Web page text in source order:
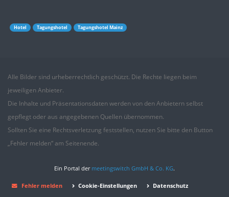
Hotel Tagungshotel Tagungshotel Mainz
Alle Bilder sind urheberrechtlich geschützt. Die Rechte liegen beim
jeweiligen Anbieter.
Die Inhalte und Präsentationsdaten werden von den Anbietern selbst
gepflegt oder aus angegebenen Quellen übernommen.
Sollten Sie eine Rechtsverletzung feststellen, nutzen Sie bitte den Button
„Fehler melden“ am Seitenende.
Ein Portal der meetingswitch GmbH & Co. KG.
Fehler melden Cookie-Einstellungen
Datenschutz